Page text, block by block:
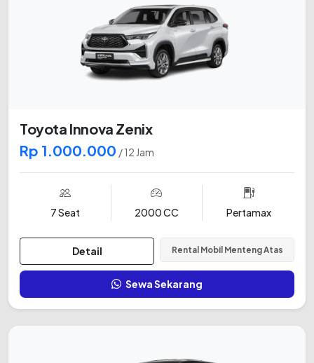
Toyota Innova Zenix
Rp 1.000.000 / 12 Jam
7 Seat 2000 CC Pertamax
Detail Rental Mobil Menteng Atas
Sewa Sekarang